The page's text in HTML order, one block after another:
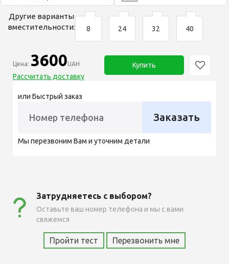
Другие варианты
вместительности:
8 24 32 40
Цена: 3600UAH
Рассчитать доставку
Купить
или Быстрый заказ
Заказать
Мы перезвоним Вам и уточним детали
Затрудняетесь с выбором?
Оставьте ваш номер телефона и мы с вами
свяжемся
Пройти тест Перезвонить мне